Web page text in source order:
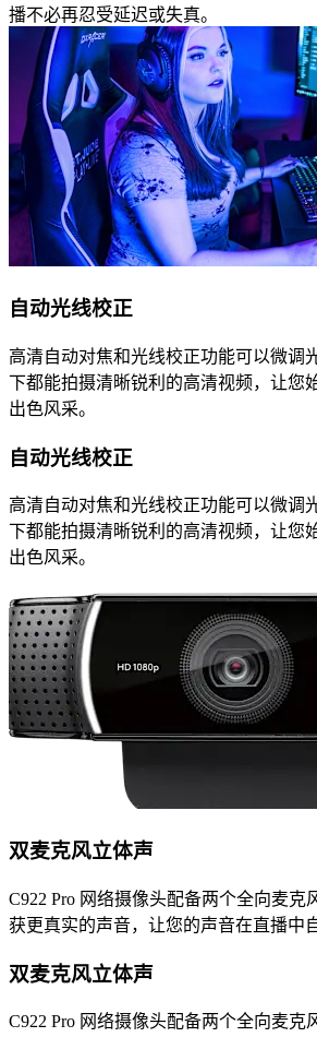
播不必再忍受延迟或失真。
自动光线校正
高清自动对焦和光线校正功能可以微调
下都能拍摄清晰锐利的高清视频，让您
出色风采。
自动光线校正
高清自动对焦和光线校正功能可以微调
下都能拍摄清晰锐利的高清视频，让您
出色风采。
双麦克风立体声
C922 Pro 网络摄像头配备两个全向麦克
获更真实的声音，让您的声音在直播中
双麦克风立体声
C922 Pro 网络摄像头配备两个全向麦克